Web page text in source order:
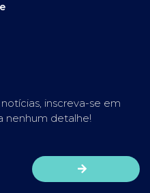
inscreva-se em
nenhum detalhe!